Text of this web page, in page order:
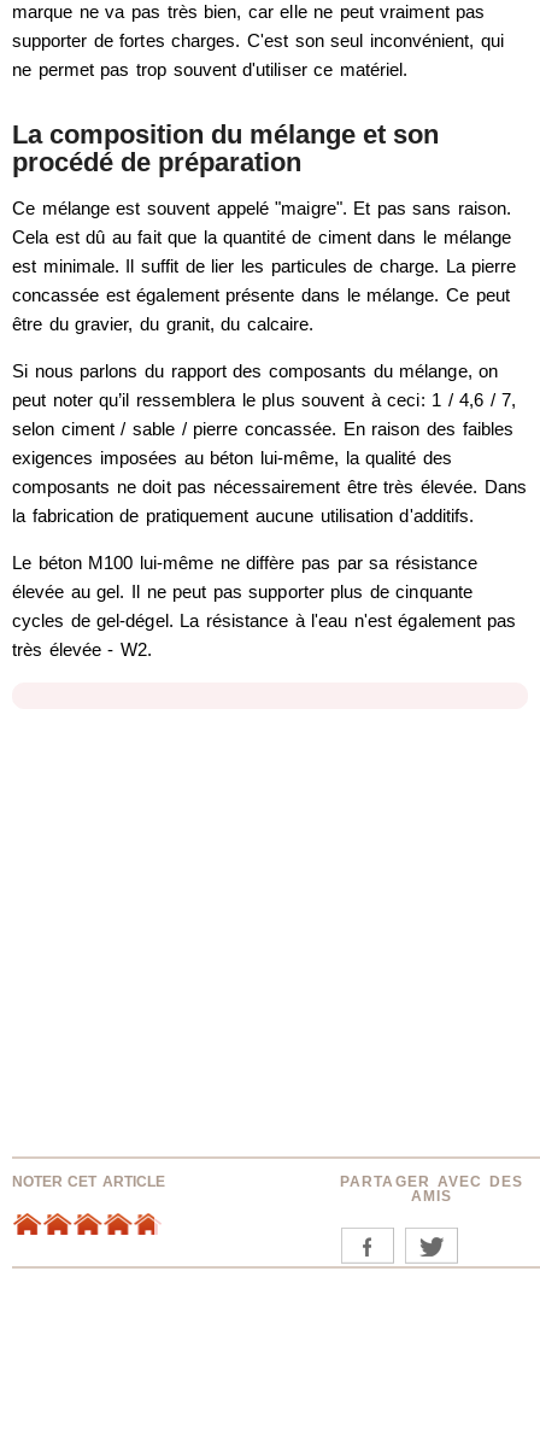
marque ne va pas très bien, car elle ne peut vraiment pas
supporter de fortes charges. C'est son seul inconvénient, qui
ne permet pas trop souvent d'utiliser ce matériel.
La composition du mélange et son
procédé de préparation
Ce mélange est souvent appelé "maigre". Et pas sans raison.
Cela est dû au fait que la quantité de ciment dans le mélange
est minimale. Il suffit de lier les particules de charge. La pierre
concassée est également présente dans le mélange. Ce peut
être du gravier, du granit, du calcaire.
Si nous parlons du rapport des composants du mélange, on
peut noter qu’il ressemblera le plus souvent à ceci: 1 / 4,6 / 7,
selon ciment / sable / pierre concassée. En raison des faibles
exigences imposées au béton lui-même, la qualité des
composants ne doit pas nécessairement être très élevée. Dans
la fabrication de pratiquement aucune utilisation d'additifs.
Le béton M100 lui-même ne diffère pas par sa résistance
élevée au gel. Il ne peut pas supporter plus de cinquante
cycles de gel-dégel. La résistance à l'eau n'est également pas
très élevée - W2.
NOTER CET ARTICLE
PARTAGER AVEC DES
AMIS